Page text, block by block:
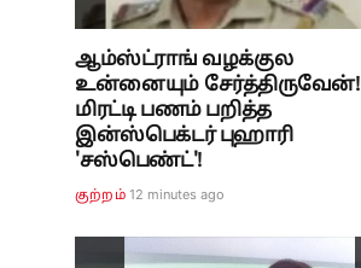
ஆம்ஸ்ட்ராங் வழக்குல
உன்னையும் சேர்த்திருவேன்!
மிரட்டி பணம் பறித்த
இன்ஸ்பெக்டர் புஹாரி
'சஸ்பெண்ட்'!
குற்றம் 12 minutes ago